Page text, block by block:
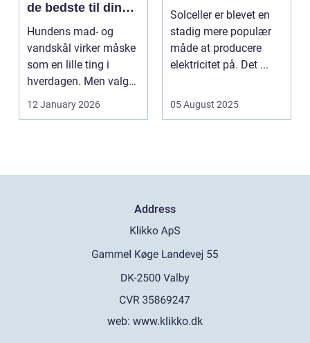
de bedste til din
hund
Hundens mad- og
vandskål virker måske
som en lille ting i
hverdagen. Men valg
af sk&arin...
12 January 2026
Solceller er blevet en
stadig mere populær
måde at producere
elektricitet på. Det ...
05 August 2025
Address
web: www.klikko.dk